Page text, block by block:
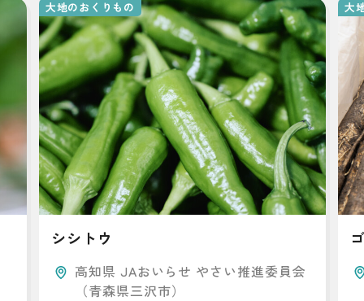
大地のおくりもの
シシトウ
高知県 JAおいらせ やさい推進委員会
（青森県三沢市）
大